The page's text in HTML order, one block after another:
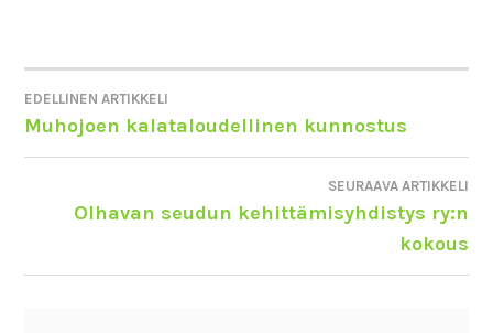
ARTIKKELIEN
SELAUS
EDELLINEN ARTIKKELI
Muhojoen kalataloudellinen kunnostus
SEURAAVA ARTIKKELI
Olhavan seudun kehittämisyhdistys ry:n
kokous